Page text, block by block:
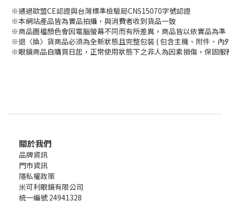
※通過歐盟CE認證與台灣標準檢驗局CNS15070字號認證
※本網站產品皆為實品拍攝，與消費者收到貨品一致
※商品圖檔顏色會因電腦螢幕不同而有所差異，商品皆以依實品為準
※退〈換〉貨商品必須為全新狀態且完整包裝 ( 包含主機、附件、
※眼鏡商品自購買日起，正常使用狀態下之非人為因素損傷，保固
關於我們
品牌資訊
門市資訊
隱私權政策
米可利眼鏡有限公司
統一編號 24941328